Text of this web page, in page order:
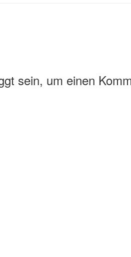
sein, um einen